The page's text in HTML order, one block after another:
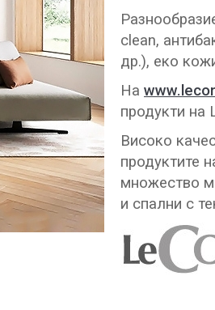
clean,
др.), еко
На
продукти на
Високо
продуктите
множество
и спални с